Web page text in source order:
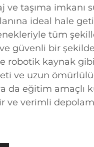
ve taşıma imkanı
ideal hale
tüm
güvenli bir şekilde
robotik kaynak
ve uzun
da eğitim amaçlı
ve verimli